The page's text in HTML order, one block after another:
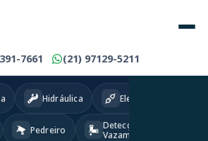
7661 (21) 97129-5211
Hidráulica Eletricista
Pedreiro
Detecção
Vazamentos